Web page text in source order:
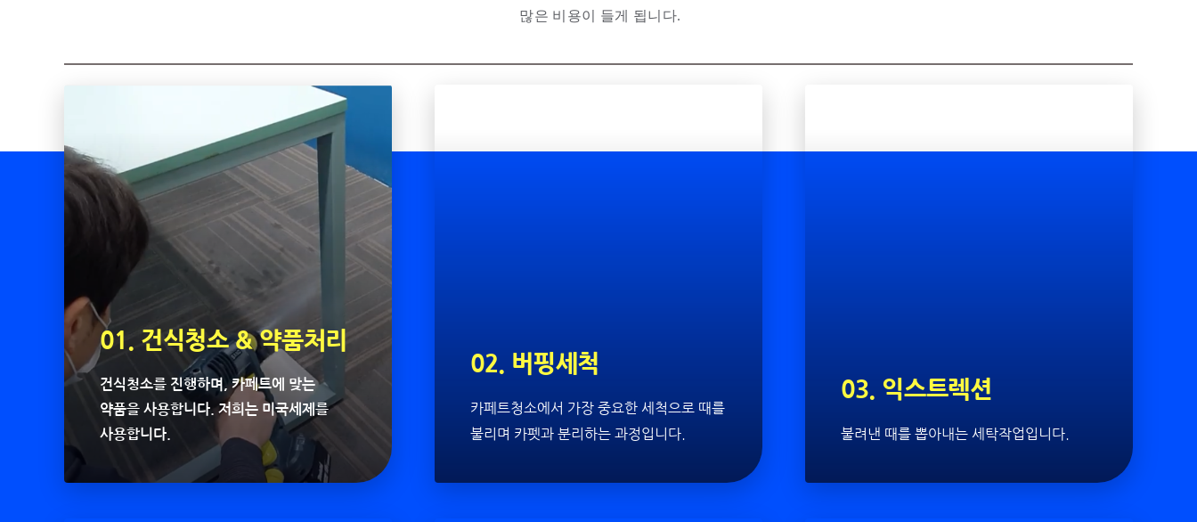
많은 비용이 들게 됩니다.
01. 건식청소 & 약품처리
건식청소를 진행하며, 카페트에 맞는
약품을 사용합니다. 저희는 미국세제를
사용합니다.
02. 버핑세척
카페트청소에서 가장 중요한 세척으로 때를
불리며 카펫과 분리하는 과정입니다.
03. 익스트렉션
불려낸 때를 뽑아내는 세탁작업입니다.